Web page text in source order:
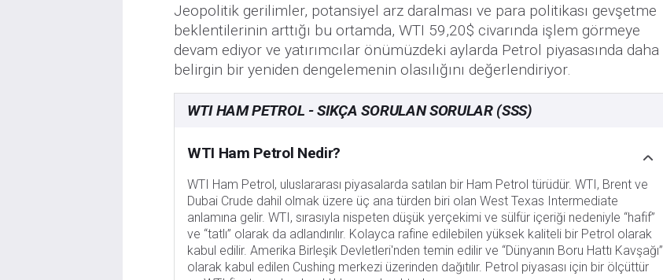
Jeopolitik gerilimler, potansiyel arz daralması ve para politikası gevşetme
beklentilerinin arttığı bu ortamda, WTI 59,20$ civarında işlem görmeye
devam ediyor ve yatırımcılar önümüzdeki aylarda Petrol piyasasında daha
belirgin bir yeniden dengelemenin olasılığını değerlendiriyor.
WTI HAM PETROL - SIKÇA SORULAN SORULAR (SSS)
WTI Ham Petrol Nedir?
WTI Ham Petrol, uluslararası piyasalarda satılan bir Ham Petrol türüdür. WTI, Brent ve
Dubai Crude dahil olmak üzere üç ana türden biri olan West Texas Intermediate
anlamına gelir. WTI, sırasıyla nispeten düşük yerçekimi ve sülfür içeriği nedeniyle “hafif”
ve “tatlı” olarak da adlandırılır. Kolayca rafine edilebilen yüksek kaliteli bir Petrol olarak
kabul edilir. Amerika Birleşik Devletleri'nden temin edilir ve “Dünyanın Boru Hattı Kavşağı”
olarak kabul edilen Cushing merkezi üzerinden dağıtılır. Petrol piyasası için bir ölçüttür